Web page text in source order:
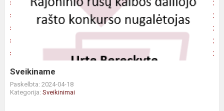
Sveikiname
Paskelbta: 2024-04-18
Kategorija: Sveikinimai